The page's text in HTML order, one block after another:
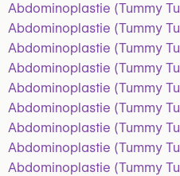
Abdominoplastie (Tummy
Abdominoplastie (Tummy
Abdominoplastie (Tummy
Abdominoplastie (Tummy
Abdominoplastie (Tummy
Abdominoplastie (Tummy
Abdominoplastie (Tummy
Abdominoplastie (Tummy
Abdominoplastie (Tummy